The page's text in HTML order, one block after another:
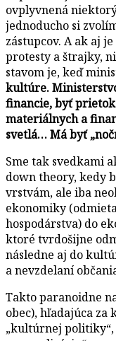
ovplyvnená
jednoducho si
zástupcov. A ak aj
protesty a štrajky,
stavom je, keď
kultúre.
financie, byť
materiálnych a
svetlá… Má byť
Sme tak svedkami
down theory, kedy
vrstvám, ale iba
ekonomiky
hospodárstva) do
ktoré tvrdošijne
následne aj do
a nevzdelaní
Takto paranoidne
obec), hľadajúca
„kultúrnej